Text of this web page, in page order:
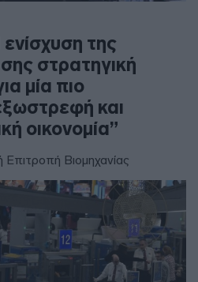
της
στρατηγική
μία πιο
και
οικονομία”
Επιτροπή Βιομηχανίας